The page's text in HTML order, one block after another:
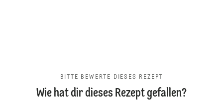
BITTE BEWERTE DIESES REZEPT
Wie hat dir dieses Rezept gefallen?